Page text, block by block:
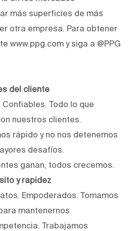
más superficies de más
otra empresa. Para obtener
www.ppg.com y siga a @PPG
del cliente
Todo lo que
nuestros clientes.
rápido y no nos detenemos
desafíos.
ganan, todos crecemos.
y rapidez
Empoderados. Tomamos
mantenernos
Trabajamos